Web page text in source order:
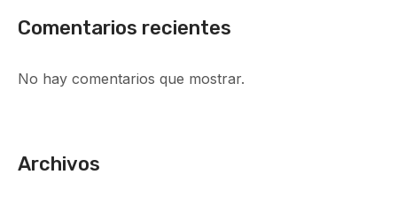
Comentarios recientes
No hay comentarios que mostrar.
Archivos